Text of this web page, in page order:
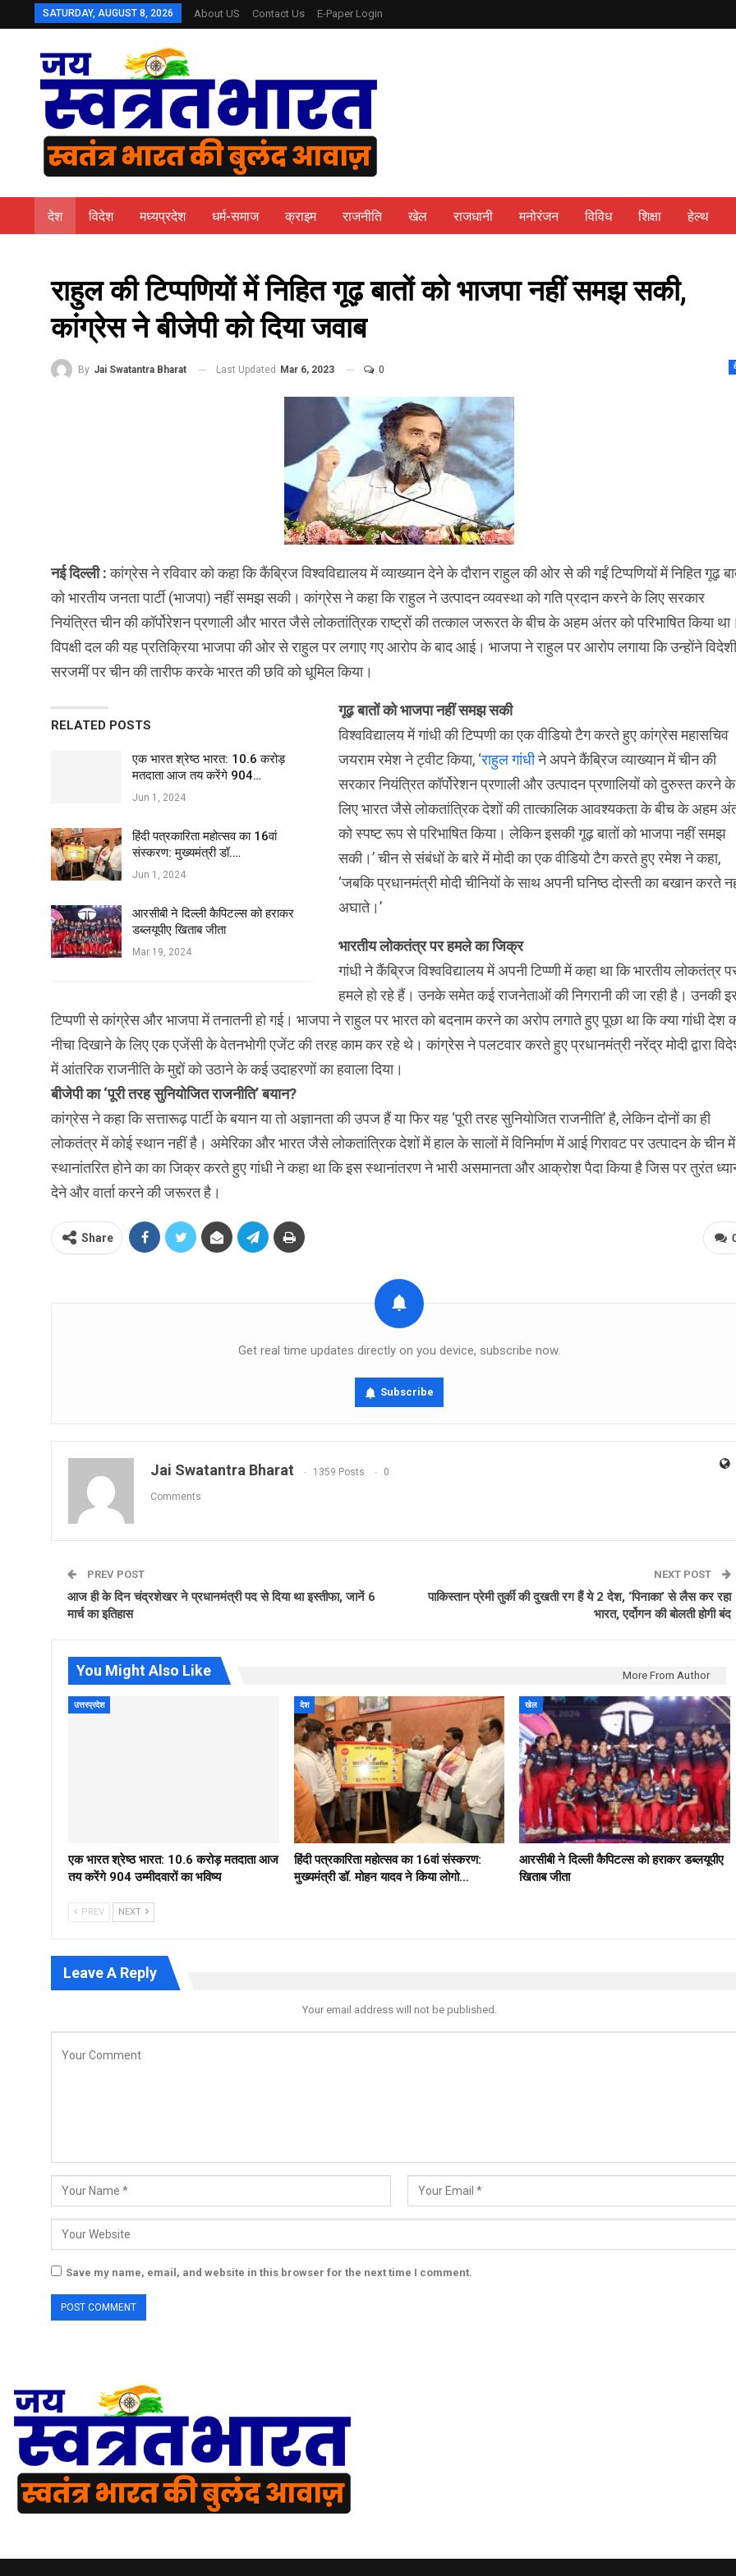
SATURDAY, AUGUST 8, 2026 About US Contact Us E-Paper Login
देश विदेश मध्यप्रदेश धर्म-समाज क्राइम राजनीति खेल राजधानी मनोरंजन विविध शिक्षा हेल्थ
राहुल की टिप्पणियों में निहित गूढ़ बातों को भाजपा नहीं समझ सकी,
कांग्रेस ने बीजेपी को दिया जवाब
By Jai Swatantra Bharat Last Updated Mar 6, 2023 0
नई दिल्ली :कांग्रेस ने रविवार को कहा कि कैंब्रिज विश्वविद्यालय में व्याख्यान देने के दौरान राहुल की ओर से की गईं टिप्पणियों में निहित गूढ़
को भारतीय जनता पार्टी (भाजपा) नहीं समझ सकी। कांग्रेस ने कहा कि राहुल ने उत्पादन व्यवस्था को गति प्रदान करने के लिए सरकार
नियंत्रित चीन की कॉर्पोरेशन प्रणाली और भारत जैसे लोकतांत्रिक राष्ट्रों की तत्काल जरूरत के बीच के अहम अंतर को परिभाषित किया
विपक्षी दल की यह प्रतिक्रिया भाजपा की ओर से राहुल पर लगाए गए आरोप के बाद आई। भाजपा ने राहुल पर आरोप लगाया कि उन्होंने विदेशी
सरजमीं पर चीन की तारीफ करके भारत की छवि को धूमिल किया।
RELATED POSTS
एक भारत श्रेष्ठ भारत: 10.6 करोड़
मतदाता आज तय करेंगे 904…
Jun 1, 2024
हिंदी पत्रकारिता महोत्सव का 16वां
संस्करण: मुख्यमंत्री डॉ.…
Jun 1, 2024
आरसीबी ने दिल्ली कैपिटल्स को हराकर
डब्लयूपीए खिताब जीता
Mar 19, 2024
गूढ़ बातों को भाजपा नहीं समझ सकी
विश्वविद्यालय में गांधी की टिप्पणी का एक वीडियो टैग करते हुए कांग्रेस महासचिव
जयराम रमेश ने ट्वीट किया, ‘राहुल गांधीने अपने कैंब्रिज व्याख्यान में चीन की
सरकार नियंत्रित कॉर्पोरेशन प्रणाली और उत्पादन प्रणालियों को दुरुस्त करने के
लिए भारत जैसे लोकतांत्रिक देशों की तात्कालिक आवश्यकता के बीच के अहम
को स्पष्ट रूप से परिभाषित किया। लेकिन इसकी गूढ़ बातों को भाजपा नहीं समझ
सकी।’ चीन से संबंधों के बारे में मोदी का एक वीडियो टैग करते हुए रमेश ने कहा,
‘जबकि प्रधानमंत्री मोदी चीनियों के साथ अपनी घनिष्ठ दोस्ती का बखान करते
अघाते।’
भारतीय लोकतंत्र पर हमले का जिक्र
गांधी ने कैंब्रिज विश्वविद्यालय में अपनी टिप्प्णी में कहा था कि भारतीय लोकतंत्र
हमले हो रहे हैं। उनके समेत कई राजनेताओं की निगरानी की जा रही है। उनकी
टिप्पणी से कांग्रेस और भाजपा में तनातनी हो गई। भाजपा ने राहुल पर भारत को बदनाम करने का अरोप लगाते हुए पूछा था कि क्या गांधी देश
नीचा दिखाने के लिए एक एजेंसी के वेतनभोगी एजेंट की तरह काम कर रहे थे। कांग्रेस ने पलटवार करते हुए प्रधानमंत्री नरेंद्र मोदी द्वारा
में आंतरिक राजनीति के मुद्दों को उठाने के कई उदाहरणों का हवाला दिया।
बीजेपी का ‘पूरी तरह सुनियोजित राजनीति’ बयान?
कांग्रेस ने कहा कि सत्तारूढ़ पार्टी के बयान या तो अज्ञानता की उपज हैं या फिर यह ‘पूरी तरह सुनियोजित राजनीति’ है, लेकिन दोनों का ही
लोकतंत्र में कोई स्थान नहीं है। अमेरिका और भारत जैसे लोकतांत्रिक देशों में हाल के सालों में विनिर्माण में आई गिरावट पर उत्पादन के चीन में
स्थानांतरित होने का का जिक्र करते हुए गांधी ने कहा था कि इस स्थानांतरण ने भारी असमानता और आक्रोश पैदा किया है जिस पर तुरंत
देने और वार्ता करने की जरूरत है।
Share
Get real time updates directly on you device, subscribe now.
Subscribe
Jai Swatantra Bharat 1359 Posts 0
Comments
PREV POST
आज ही के दिन चंद्रशेखर ने प्रधानमंत्री पद से दिया था इस्तीफा, जानें 6
मार्च का इतिहास
NEXT POST
पाकिस्‍तान प्रेमी तुर्की की दुखती रग हैं ये 2 देश, ‘पिनाका’ से लैस कर रहा
भारत, एर्दोगन की बोलती होगी बंद
You Might Also Like More From Author
उत्तरप्रदेश
एक भारत श्रेष्ठ भारत: 10.6 करोड़ मतदाता आज
तय करेंगे 904 उम्मीदवारों का भविष्य
देश
हिंदी पत्रकारिता महोत्सव का 16वां संस्करण:
मुख्यमंत्री डॉ. मोहन यादव ने किया लोगो…
खेल
आरसीबी ने दिल्ली कैपिटल्स को हराकर डब्लयूपीए
खिताब जीता
PREV NEXT
Leave A Reply
Your email address will not be published.
Save my name, email, and website in this browser for the next time I comment.